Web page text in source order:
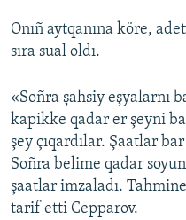
Onıñ aytqanına köre,
sıra sual oldı.
«Soñra şahsiy eşyalarnı
kapikke qadar er şeyni
şey çıqardılar. Şaatlar
Soñra belime qadar
şaatlar imzaladı.
tarif etti Cepparov.